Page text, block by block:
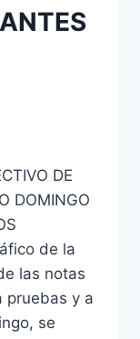
DE
DOMINGO
de la
las notas
pruebas y a
se